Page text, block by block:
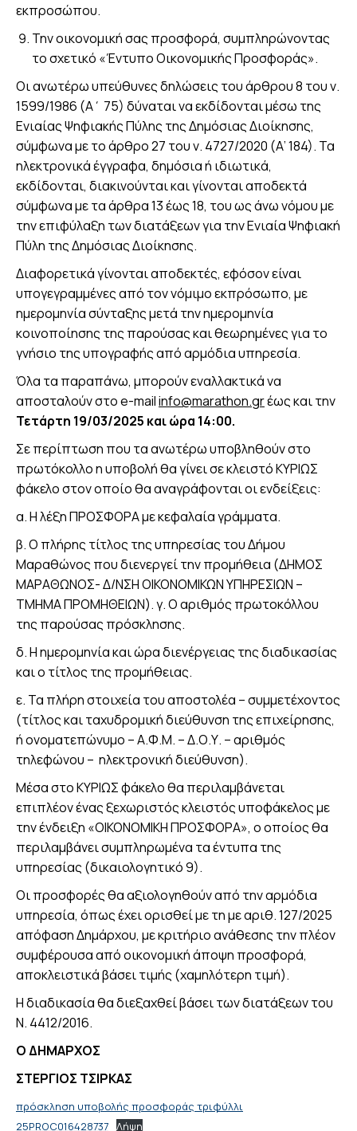
εκπροσώπου.
Την οικονομική σας προσφορά, συμπληρώνοντας
το σχετικό «Έντυπο Οικονομικής Προσφοράς».
Οι ανωτέρω υπεύθυνες δηλώσεις του άρθρου 8 του ν.
1599/1986 (Α΄ 75) δύναται να εκδίδονται μέσω της
Ενιαίας Ψηφιακής Πύλης της Δημόσιας Διοίκησης,
σύμφωνα με το άρθρο 27 του ν. 4727/2020 (Α’ 184). Τα
ηλεκτρονικά έγγραφα, δημόσια ή ιδιωτικά,
εκδίδονται, διακινούνται και γίνονται αποδεκτά
σύμφωνα με τα άρθρα 13 έως 18, του ως άνω νόμου με
την επιφύλαξη των διατάξεων για την Ενιαία Ψηφιακή
Πύλη της Δημόσιας Διοίκησης.
Διαφορετικά γίνονται αποδεκτές, εφόσον είναι
υπογεγραμμένες από τον νόμιμο εκπρόσωπο, με
ημερομηνία σύνταξης μετά την ημερομηνία
κοινοποίησης της παρούσας και θεωρημένες για το
γνήσιο της υπογραφής από αρμόδια υπηρεσία.
Όλα τα παραπάνω, μπορούν εναλλακτικά να
αποσταλούν στο e-mailinfo@marathon.grέως και την
Τετάρτη 19/03/2025 και ώρα 14:00.
Σε περίπτωση που τα ανωτέρω υποβληθούν στο
πρωτόκολλο η υποβολή θα γίνει σε κλειστό ΚΥΡΙΩΣ
φάκελο στον οποίο θα αναγράφονται οι ενδείξεις:
α. Η λέξη ΠΡΟΣΦΟΡΑ με κεφαλαία γράμματα.
β. Ο πλήρης τίτλος της υπηρεσίας του Δήμου
Μαραθώνος που διενεργεί την προμήθεια (ΔΗΜΟΣ
ΜΑΡΑΘΩΝΟΣ- Δ/ΝΣΗ ΟΙΚΟΝΟΜΙΚΩΝ ΥΠΗΡΕΣΙΩΝ –
ΤΜΗΜΑ ΠΡΟΜΗΘΕΙΩΝ). γ. Ο αριθμός πρωτοκόλλου
της παρούσας πρόσκλησης.
δ. Η ημερομηνία και ώρα διενέργειας της διαδικασίας
και ο τίτλος της προμήθειας.
ε. Τα πλήρη στοιχεία του αποστολέα – συμμετέχοντος
(τίτλος και ταχυδρομική διεύθυνση της επιχείρησης,
ή ονοματεπώνυμο – Α.Φ.Μ. – Δ.Ο.Υ. – αριθμός
τηλεφώνου – ηλεκτρονική διεύθυνση).
Μέσα στο ΚΥΡΙΩΣ φάκελο θα περιλαμβάνεται
επιπλέον ένας ξεχωριστός κλειστός υποφάκελος με
την ένδειξη «ΟΙΚΟΝΟΜΙΚΗ ΠΡΟΣΦΟΡΑ», ο οποίος θα
περιλαμβάνει συμπληρωμένα τα έντυπα της
υπηρεσίας (δικαιολογητικό 9).
Οι προσφορές θα αξιολογηθούν από την αρμόδια
υπηρεσία, όπως έχει ορισθεί με τη με αριθ. 127/2025
απόφαση Δημάρχου, με κριτήριο ανάθεσης την πλέον
συμφέρουσα από οικονομική άποψη προσφορά,
αποκλειστικά βάσει τιμής (χαμηλότερη τιμή).
Η διαδικασία θα διεξαχθεί βάσει των διατάξεων του
Ν. 4412/2016.
Ο ΔΗΜΑΡΧΟΣ
ΣΤΕΡΓΙΟΣ ΤΣΙΡΚΑΣ
πρόσκληση υποβολής προσφοράς τριφύλλι
25PROC016428737 Λήψη